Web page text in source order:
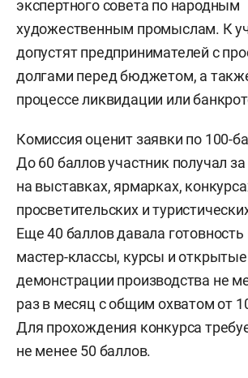
экспертного совета по народным
художественным промыслам. К
допустят предпринимателей с
долгами перед бюджетом, а
процессе ликвидации или
Комиссия оценит заявки по 100-
До 60 баллов участник получал
на выставках, ярмарках,
просветительских и
Еще 40 баллов давала готовность
мастер-классы, курсы и открытые
демонстрации производства не
раз в месяц с общим охватом от
Для прохождения конкурса
не менее 50 баллов.